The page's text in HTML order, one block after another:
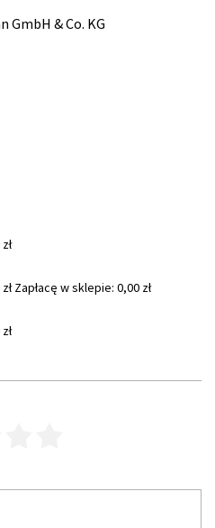
& Co. KG
Zapłacę w sklepie: 0,00 zł